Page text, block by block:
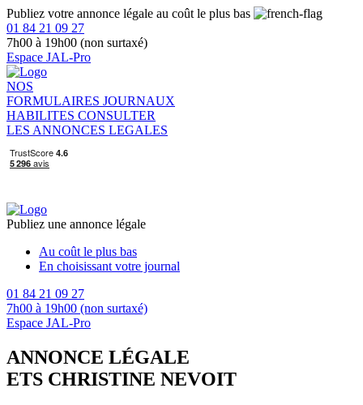
Publiez votre annonce légale au coût le plus bas
01 84 21 09 27
7h00 à 19h00 (non surtaxé)
Espace JAL-Pro
NOS
FORMULAIRES JOURNAUX
HABILITES CONSULTER
LES ANNONCES LEGALES
Publiez une annonce légale
Au coût le plus bas
En choisissant votre journal
01 84 21 09 27
7h00 à 19h00 (non surtaxé)
Espace JAL-Pro
ANNONCE LÉGALE
ETS CHRISTINE NEVOIT